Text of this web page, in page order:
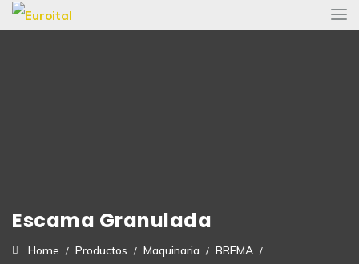
Escama Granulada
Home Productos Maquinaria
BREMA